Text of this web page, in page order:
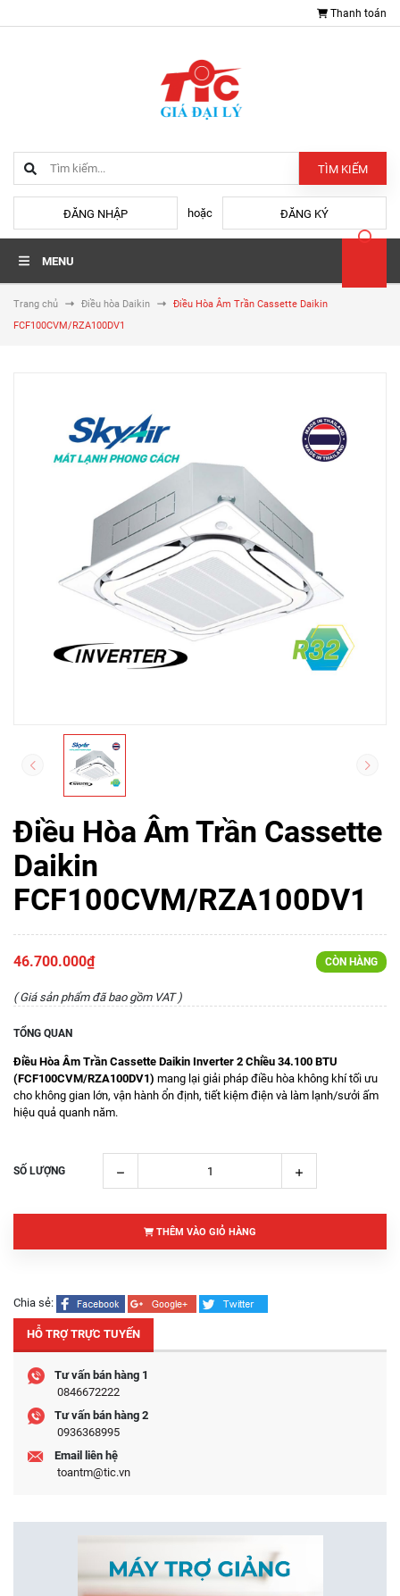
Thanh toán
TÌM KIẾM
ĐĂNG NHẬP hoặc ĐĂNG KÝ
MENU
Trang chủ Điều hòa Daikin
Điều Hòa Âm Trần Cassette Daikin
FCF100CVM/RZA100DV1
Điều Hòa Âm Trần Cassette
Daikin
FCF100CVM/RZA100DV1
46.700.000₫ CÒN HÀNG
( Giá sản phẩm đã bao gồm VAT )
TỔNG QUAN
Điều Hòa Âm Trần Cassette Daikin Inverter 2 Chiều 34.100 BTU
(FCF100CVM/RZA100DV1) mang lại giải pháp điều hòa không khí tối ưu
cho không gian lớn, vận hành ổn định, tiết kiệm điện và làm lạnh/sưởi ấm
hiệu quả quanh năm.
SỐ LƯỢNG
THÊM VÀO GIỎ HÀNG
Chia sẻ:
HỖ TRỢ TRỰC TUYẾN
Tư vấn bán hàng 1
0846672222
Tư vấn bán hàng 2
0936368995
Email liên hệ
toantm@tic.vn